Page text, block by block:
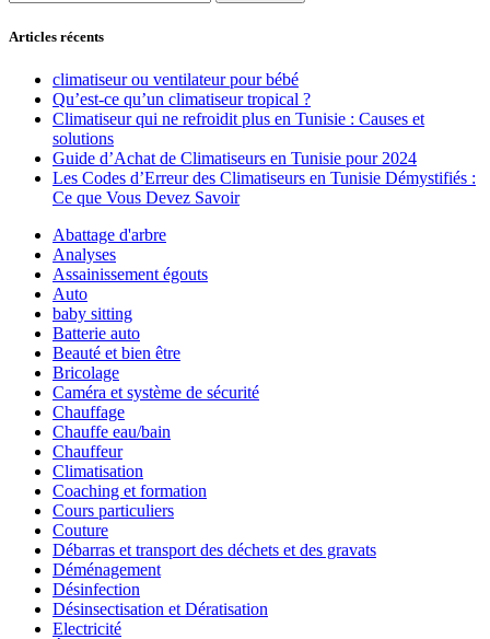
Articles récents
climatiseur ou ventilateur pour bébé
Qu’est-ce qu’un climatiseur tropical ?
Climatiseur qui ne refroidit plus en Tunisie : Causes et
solutions
Guide d’Achat de Climatiseurs en Tunisie pour 2024
Les Codes d’Erreur des Climatiseurs en Tunisie Démystifiés :
Ce que Vous Devez Savoir
Abattage d'arbre
Analyses
Assainissement égouts
Auto
baby sitting
Batterie auto
Beauté et bien être
Bricolage
Caméra et système de sécurité
Chauffage
Chauffe eau/bain
Chauffeur
Climatisation
Coaching et formation
Cours particuliers
Couture
Débarras et transport des déchets et des gravats
Déménagement
Désinfection
Désinsectisation et Dératisation
Electricité